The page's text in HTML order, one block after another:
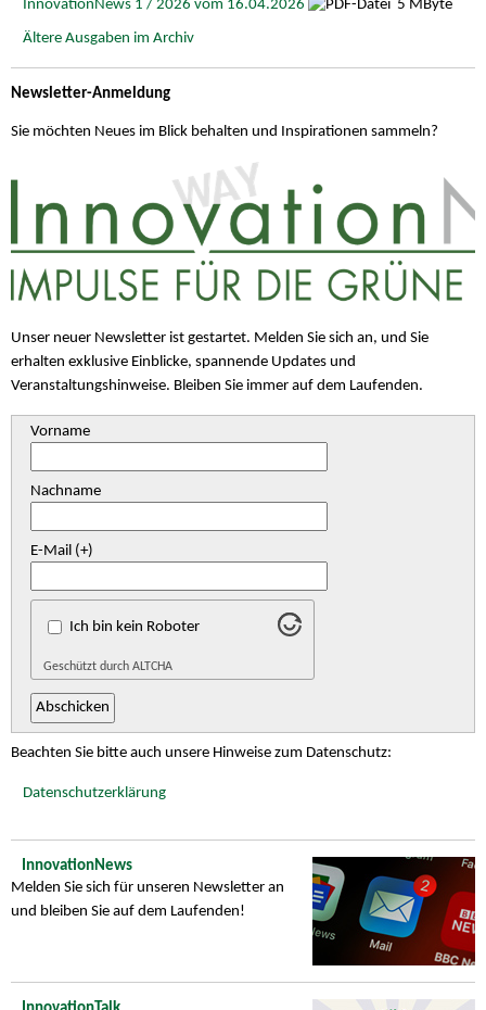
InnovationNews 1 / 2026 vom 16.04.2026 5 MByte
Ältere Ausgaben im Archiv
Newsletter-Anmeldung
Sie möchten Neues im Blick behalten und Inspirationen sammeln?
Unser neuer Newsletter ist gestartet. Melden Sie sich an, und Sie
erhalten exklusive Einblicke, spannende Updates und
Veranstaltungshinweise. Bleiben Sie immer auf dem Laufenden.
Vorname
Nachname
E-Mail (+)
Ich bin kein Roboter
Geschützt durchALTCHA
Beachten Sie bitte auch unsere Hinweise zum Datenschutz:
Datenschutzerklärung
InnovationNews
Melden Sie sich für unseren Newsletter an
und bleiben Sie auf dem Laufenden!